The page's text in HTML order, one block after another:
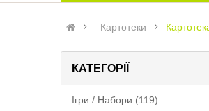
Картотеки
КАТЕГОРІЇ
Ігри / Набори (119)